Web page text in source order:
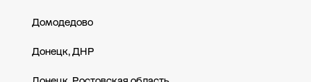
Домодедово
Донецк, ДНР